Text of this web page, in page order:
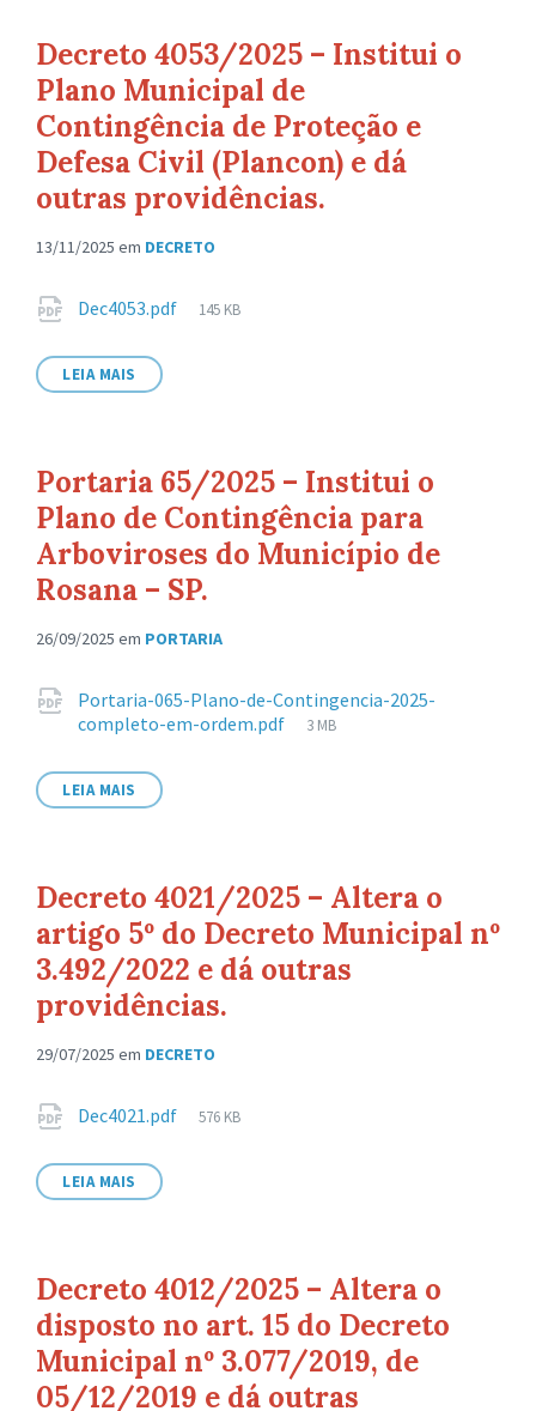
Decreto 4053/2025 – Institui o
Plano Municipal de
Contingência de Proteção e
Defesa Civil (Plancon) e dá
outras providências.
13/11/2025 em DECRETO
Anexos
Dec4053.pdf
Tamanho
145 KB
LEIA MAIS
Portaria 65/2025 – Institui o
Plano de Contingência para
Arboviroses do Município de
Rosana – SP.
26/09/2025 em PORTARIA
Anexos
Portaria-065-Plano-de-Contingencia-2025-
completo-em-ordem.pdf
Tamanho
3 MB
LEIA MAIS
Decreto 4021/2025 – Altera o
artigo 5º do Decreto Municipal nº
3.492/2022 e dá outras
providências.
29/07/2025 em DECRETO
Anexos
Dec4021.pdf
Tamanho
576 KB
LEIA MAIS
Decreto 4012/2025 – Altera o
disposto no art. 15 do Decreto
Municipal nº 3.077/2019, de
05/12/2019 e dá outras